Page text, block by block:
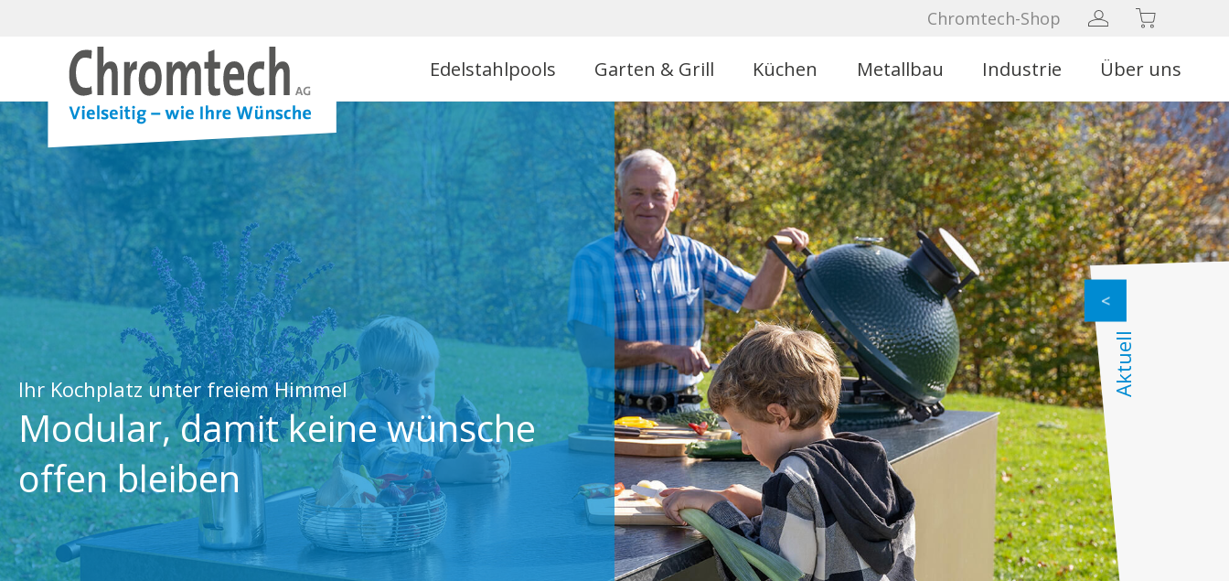
Chromtech-Shop
Edelstahlpools Garten & Grill Küchen Metallbau Industrie Über uns
Ihr Kochplatz unter freiem Himmel
Modular, damit keine wünsche
offen bleiben
Aktuell